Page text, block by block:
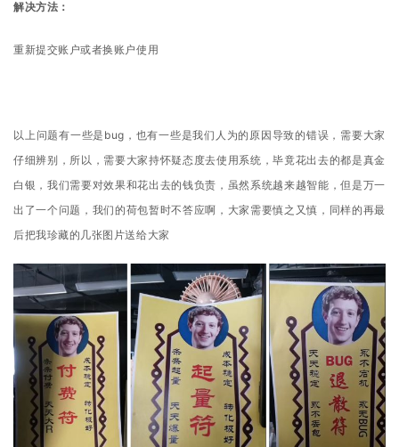
解决方法：
重新提交账户或者换账户使用
以上问题有一些是bug，也有一些是我们人为的原因导致的错误，需要大家
仔细辨别，所以，需要大家持怀疑态度去使用系统，毕竟花出去的都是真金
白银，我们需要对效果和花出去的钱负责，虽然系统越来越智能，但是万一
出了一个问题，我们的荷包暂时不答应啊，大家需要慎之又慎，同样的再最
后把我珍藏的几张图片送给大家